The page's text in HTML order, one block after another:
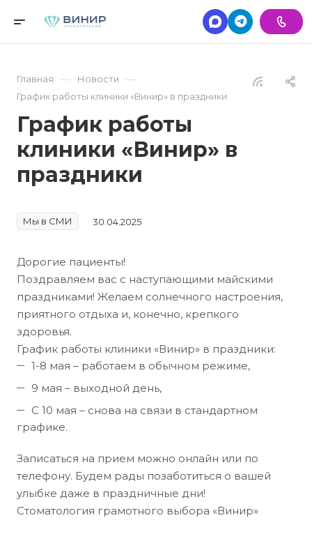
Главная — Новости —
График работы клиники «Винир» в праздники
График работы
клиники «Винир» в
праздники
Мы в СМИ 30.04.2025
Дорогие пациенты!
Поздравляем вас с наступающими майскими
праздниками! Желаем солнечного настроения,
приятного отдыха и, конечно, крепкого
здоровья.
График работы клиники «Винир» в праздники:
1-8 мая – работаем в обычном режиме,
9 мая – выходной день,
С 10 мая – снова на связи в стандартном
графике.
Записаться на прием можно онлайн или по
телефону. Будем рады позаботиться о вашей
улыбке даже в праздничные дни!
Стоматология грамотного выбора «Винир»